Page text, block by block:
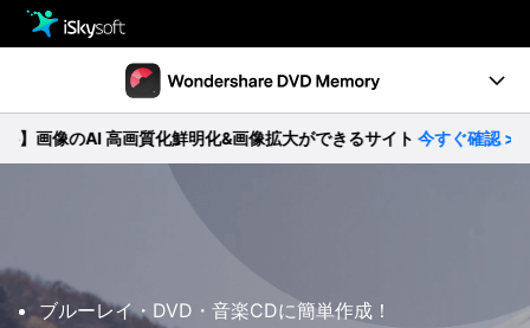
Utility
製品活用事例
サポート
製品機能
無料ダウンロード 購入する
のAI 高画質化鮮明化&画像拡大ができるサイト今すぐ確認 >>
ブルーレイ・DVD・音楽CDに簡単作成！